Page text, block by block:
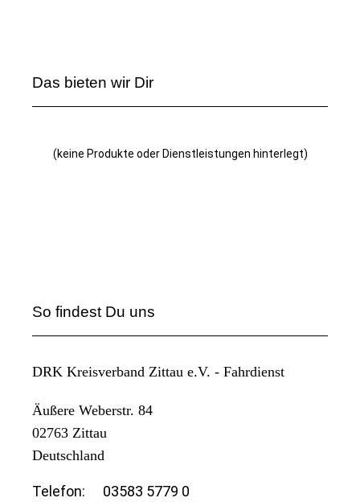
Das bieten wir Dir
(keine Produkte oder Dienstleistungen hinterlegt)
So findest Du uns
DRK Kreisverband Zittau e.V. - Fahrdienst
Äußere Weberstr. 84
02763 Zittau
Deutschland
Telefon:
03583 5779 0